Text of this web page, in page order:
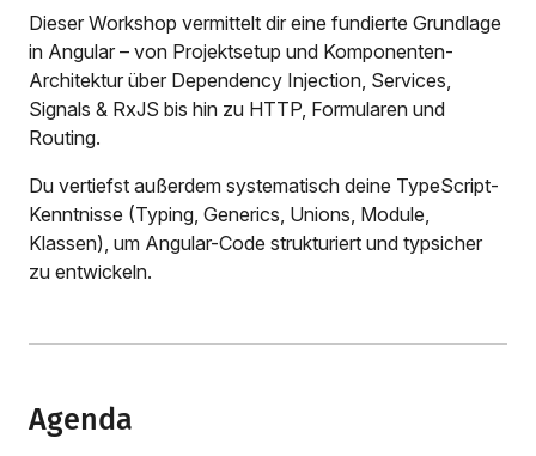
Dieser Workshop vermittelt dir eine fundierte Grundlage
in Angular – von Projektsetup und Komponenten-
Architektur über Dependency Injection, Services,
Signals & RxJS bis hin zu HTTP, Formularen und
Routing.
Du vertiefst außerdem systematisch deine TypeScript-
Kenntnisse (Typing, Generics, Unions, Module,
Klassen), um Angular-Code strukturiert und typsicher
zu entwickeln.
Agenda